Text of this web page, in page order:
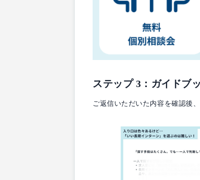
ステップ 3：ガイドブ
ご返信いただいた内容を確認後